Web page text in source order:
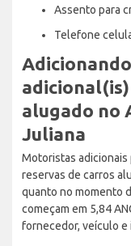
Assento para
Telefone
alugado no
Juliana
Motoristas adicionais
reservas de carros
quanto no momento
começam em 5,84
fornecedor, veículo e